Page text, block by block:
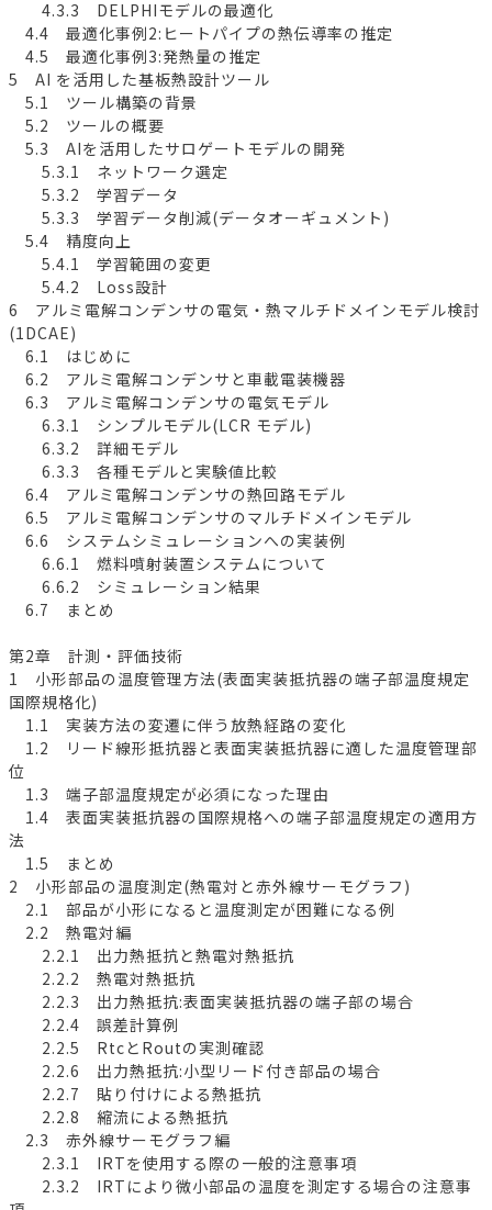
4.3.3 DELPHIモデルの最適化
4.4 最適化事例2:ヒートパイプの熱伝導率の推定
4.5 最適化事例3:発熱量の推定
5 AI を活用した基板熱設計ツール
5.1 ツール構築の背景
5.2 ツールの概要
5.3 AIを活用したサロゲートモデルの開発
5.3.1 ネットワーク選定
5.3.2 学習データ
5.3.3 学習データ削減(データオーギュメント)
5.4 精度向上
5.4.1 学習範囲の変更
5.4.2 Loss設計
6 アルミ電解コンデンサの電気・熱マルチドメインモデル検討
(1DCAE)
6.1 はじめに
6.2 アルミ電解コンデンサと車載電装機器
6.3 アルミ電解コンデンサの電気モデル
6.3.1 シンプルモデル(LCR モデル)
6.3.2 詳細モデル
6.3.3 各種モデルと実験値比較
6.4 アルミ電解コンデンサの熱回路モデル
6.5 アルミ電解コンデンサのマルチドメインモデル
6.6 システムシミュレーションへの実装例
6.6.1 燃料噴射装置システムについて
6.6.2 シミュレーション結果
6.7 まとめ
第2章 計測・評価技術
1 小形部品の温度管理方法(表面実装抵抗器の端子部温度規定
国際規格化)
1.1 実装方法の変遷に伴う放熱経路の変化
1.2 リード線形抵抗器と表面実装抵抗器に適した温度管理部
位
1.3 端子部温度規定が必須になった理由
1.4 表面実装抵抗器の国際規格への端子部温度規定の適用方
法
1.5 まとめ
2 小形部品の温度測定(熱電対と赤外線サーモグラフ)
2.1 部品が小形になると温度測定が困難になる例
2.2 熱電対編
2.2.1 出力熱抵抗と熱電対熱抵抗
2.2.2 熱電対熱抵抗
2.2.3 出力熱抵抗:表面実装抵抗器の端子部の場合
2.2.4 誤差計算例
2.2.5 RtcとRoutの実測確認
2.2.6 出力熱抵抗:小型リード付き部品の場合
2.2.7 貼り付けによる熱抵抗
2.2.8 縮流による熱抵抗
2.3 赤外線サーモグラフ編
2.3.1 IRTを使用する際の一般的注意事項
2.3.2 IRTにより微小部品の温度を測定する場合の注意事